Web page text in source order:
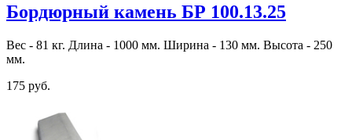
Бордюрный камень БР 100.13.25
Вес - 81 кг. Длина - 1000 мм. Ширина - 130 мм. Высота - 250
мм.
175 руб.